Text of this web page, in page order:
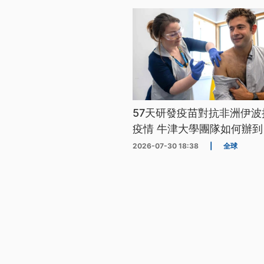
57天研發疫苗對抗非洲伊
疫情 牛津大學團隊如何辦
2026-07-30 18:38 全球